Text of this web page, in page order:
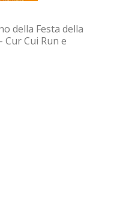
della Festa della
Cui Run e